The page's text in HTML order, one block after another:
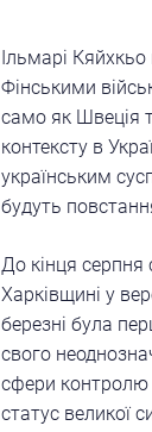
Ільмарі
Фінськими
само як Швеція
контексту в
українським
будуть
До кінця серпня
Харківщині у
березні була
свого
сфери контролю
статус великої